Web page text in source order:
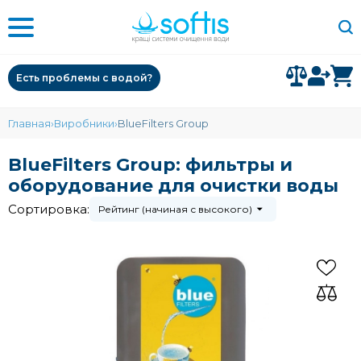
Есть проблемы с водой?
Главная Виробники BlueFilters Group
BlueFilters Group: фильтры и
оборудование для очистки воды
Сортировка: Рейтинг (начиная с высокого)